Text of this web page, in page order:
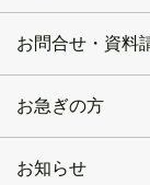
お問合せ・ 資料
お急ぎの方
お知らせ